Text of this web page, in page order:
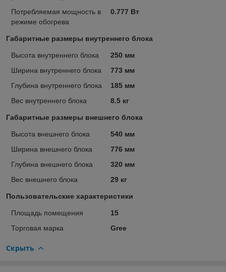
Потребляемая мощность в
режиме обогрева
0.777 Вт
Габаритные размеры внутреннего блока
Высота внутреннего блока
250 мм
Ширина внутреннего блока
773 мм
Глубина внутреннего блока
185 мм
Вес внутреннего блока
8.5 кг
Габаритные размеры внешнего блока
Высота внешнего блока
540 мм
Ширина внешнего блока
776 мм
Глубина внешнего блока
320 мм
Вес внешнего блока
29 кг
Пользовательские характеристики
Площадь помещения
15
Торговая марка
Gree
Скрыть